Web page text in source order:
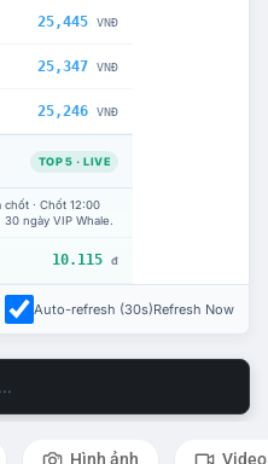
25,445 VNĐ
25,347 VNĐ
25,246 VNĐ
TOP 5 · LIVE
· Chốt 12:00
ngày VIP Whale.
10.115 đ
Auto-refresh (30s)Refresh Now
Hình ảnh Video